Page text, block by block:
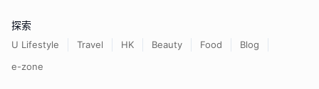
探索
U Lifestyle Travel HK Beauty Food
Blog
e-zone